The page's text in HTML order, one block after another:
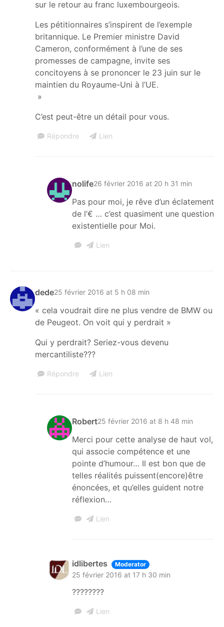
sur le retour au franc luxembourgeois.
Les pétitionnaires s’inspirent de l’exemple
britannique. Le Premier ministre David
Cameron, conformément à l’une de ses
promesses de campagne, invite ses
concitoyens à se prononcer le 23 juin sur le
maintien du Royaume-Uni à l’UE.
»
C’est peut-être un détail pour vous.
Répondre Lien
nolife26 février 2016 at 20 h 31 min
Pas pour moi, je rêve d’un éclatement
de l’€ … c’est quasiment une question
existentielle pour Moi.
Lien
dede25 février 2016 at 5 h 08 min
« cela voudrait dire ne plus vendre de BMW ou
de Peugeot. On voit qui y perdrait »
Qui y perdrait? Seriez-vous devenu
mercantiliste???
Répondre Lien
Robert25 février 2016 at 8 h 48 min
Merci pour cette analyse de haut vol,
qui associe compétence et une
pointe d’humour… Il est bon que de
telles réalités puissent(encore)être
énoncées, et qu’elles guident notre
réflexion…
Lien
idlibertes Moderator
25 février 2016 at 17 h 30 min
????????
Lien